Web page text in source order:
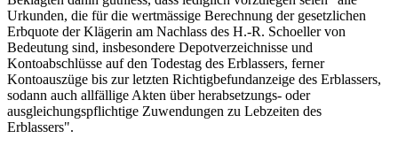
Urkunden, die für die wertmässige Berechnung der gesetzlichen
Erbquote der Klägerin am Nachlass des H.-R. Schoeller von
Bedeutung sind, insbesondere Depotverzeichnisse und
Kontoabschlüsse auf den Todestag des Erblassers, ferner
Kontoauszüge bis zur letzten Richtigbefundanzeige des Erblassers,
sodann auch allfällige Akten über herabsetzungs- oder
ausgleichungspflichtige Zuwendungen zu Lebzeiten des
Erblassers".